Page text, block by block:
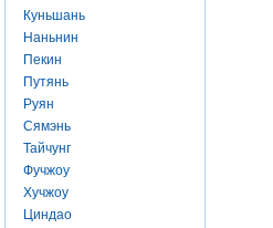
Куньшань
Наньнин
Пекин
Путянь
Руян
Сямэнь
Тайчунг
Фучжоу
Хучжоу
Циндао